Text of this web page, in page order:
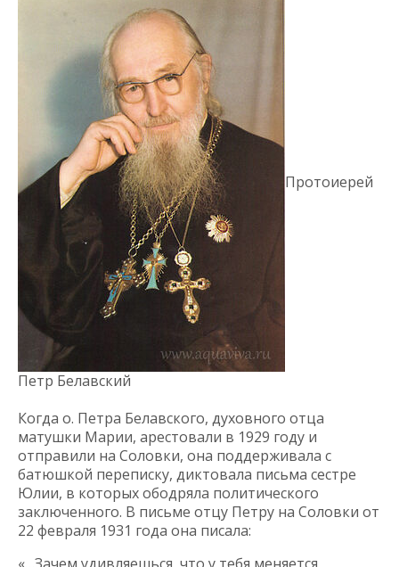
Протоиерей
Петр Белавский
Когда о. Петра Белавского, духовного отца
матушки Марии, арестовали в 1929 году и
отправили на Соловки, она поддерживала с
батюшкой переписку, диктовала письма сестре
Юлии, в которых ободряла политического
заключенного. В письме отцу Петру на Соловки от
22 февраля 1931 года она писала: